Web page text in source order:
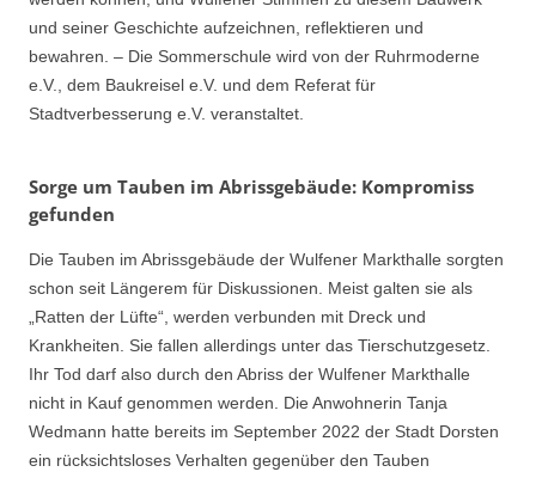
und seiner Geschichte aufzeichnen, reflektieren und
bewahren. – Die Sommerschule wird von der Ruhrmoderne
e.V., dem Baukreisel e.V. und dem Referat für
Stadtverbesserung e.V. veranstaltet.
Sorge um Tauben im Abrissgebäude: Kompromiss
gefunden
Die Tauben im Abrissgebäude der Wulfener Markthalle sorgten
schon seit Längerem für Diskussionen. Meist galten sie als
„Ratten der Lüfte“, werden verbunden mit Dreck und
Krankheiten. Sie fallen allerdings unter das Tierschutzgesetz.
Ihr Tod darf also durch den Abriss der Wulfener Markthalle
nicht in Kauf genommen werden. Die Anwohnerin Tanja
Wedmann hatte bereits im September 2022 der Stadt Dorsten
ein rücksichtsloses Verhalten gegenüber den Tauben